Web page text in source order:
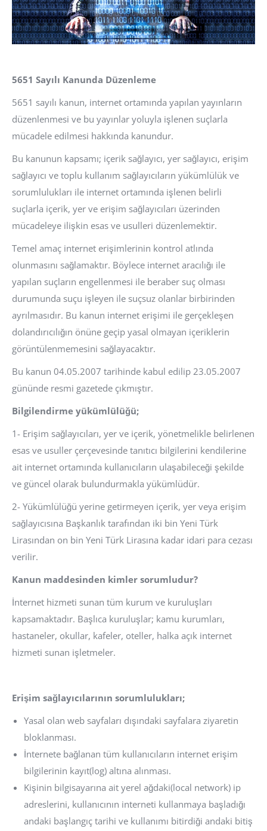
5651 Sayılı Kanunda Düzenleme
5651 sayılı kanun, internet ortamında yapılan yayınların
düzenlenmesi ve bu yayınlar yoluyla işlenen suçlarla
mücadele edilmesi hakkında kanundur.
Bu kanunun kapsamı; içerik sağlayıcı, yer sağlayıcı, erişim
sağlayıcı ve toplu kullanım sağlayıcıların yükümlülük ve
sorumlulukları ile internet ortamında işlenen belirli
suçlarla içerik, yer ve erişim sağlayıcıları üzerinden
mücadeleye ilişkin esas ve usulleri düzenlemektir.
Temel amaç internet erişimlerinin kontrol atlında
olunmasını sağlamaktır. Böylece internet aracılığı ile
yapılan suçların engellenmesi ile beraber suç olması
durumunda suçu işleyen ile suçsuz olanlar birbirinden
ayrılmasıdır. Bu kanun internet erişimi ile gerçekleşen
dolandırıcılığın önüne geçip yasal olmayan içeriklerin
görüntülenmemesini sağlayacaktır.
Bu kanun 04.05.2007 tarihinde kabul edilip 23.05.2007
gününde resmi gazetede çıkmıştır.
Bilgilendirme yükümlülüğü;
1- Erişim sağlayıcıları, yer ve içerik, yönetmelikle belirlenen
esas ve usuller çerçevesinde tanıtıcı bilgilerini kendilerine
ait internet ortamında kullanıcıların ulaşabileceği şekilde
ve güncel olarak bulundurmakla yükümlüdür.
2- Yükümlülüğü yerine getirmeyen içerik, yer veya erişim
sağlayıcısına Başkanlık tarafından iki bin Yeni Türk
Lirasından on bin Yeni Türk Lirasına kadar idari para cezası
verilir.
Kanun maddesinden kimler sorumludur?
İnternet hizmeti sunan tüm kurum ve kuruluşları
kapsamaktadır. Başlıca kuruluşlar; kamu kurumları,
hastaneler, okullar, kafeler, oteller, halka açık internet
hizmeti sunan işletmeler.
Erişim sağlayıcılarının sorumlulukları;
Yasal olan web sayfaları dışındaki sayfalara ziyaretin
bloklanması.
İnternete bağlanan tüm kullanıcıların internet erişim
bilgilerinin kayıt(log) altına alınması.
Kişinin bilgisayarına ait yerel ağdaki(local network) ip
adreslerini, kullanıcının interneti kullanmaya başladığı
andaki başlangıç tarihi ve kullanımı bitirdiği andaki bitiş